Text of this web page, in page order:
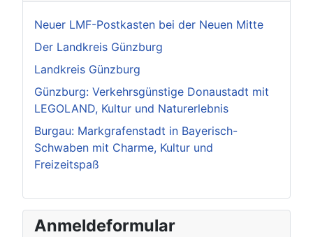
Neuer LMF-Postkasten bei der Neuen Mitte
Der Landkreis Günzburg
Landkreis Günzburg
Günzburg: Verkehrsgünstige Donaustadt mit
LEGOLAND, Kultur und Naturerlebnis
Burgau: Markgrafenstadt in Bayerisch-
Schwaben mit Charme, Kultur und
Freizeitspaß
Anmeldeformular